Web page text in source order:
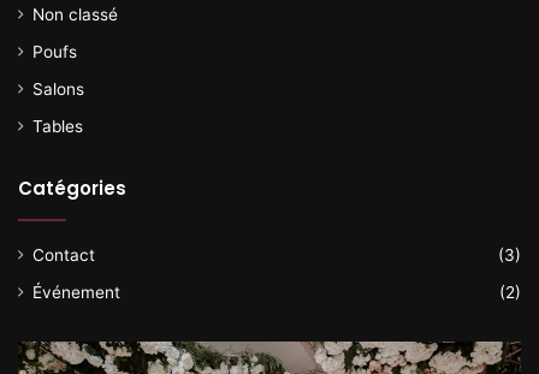
Non classé
Poufs
Salons
Tables
Catégories
Contact
(3)
Événement
(2)
Faites